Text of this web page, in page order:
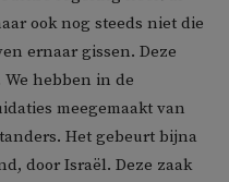
ook nog steeds niet die
ernaar gissen. Deze
hebben in de
meegemaakt van
Het gebeurt bijna
door Israël. Deze zaak